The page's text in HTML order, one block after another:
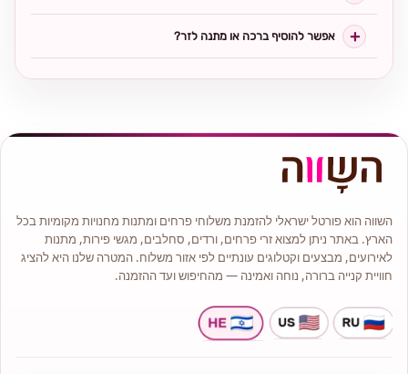
אפשר להוסיף ברכה או מתנה לזר?
השווה הוא פורטל ישראלי להזמנת משלוחי פרחים ומתנות מחנויות מקומיות בכל
הארץ. באתר ניתן למצוא זרי פרחים, ורדים, סחלבים, מגשי פירות, מתנות
לאירועים, מבצעים וקטלוגים עונתיים לפי אזור משלוח. המטרה שלנו היא להציג
חוויית קנייה ברורה, נוחה ואמינה — מהחיפוש ועד ההזמנה.